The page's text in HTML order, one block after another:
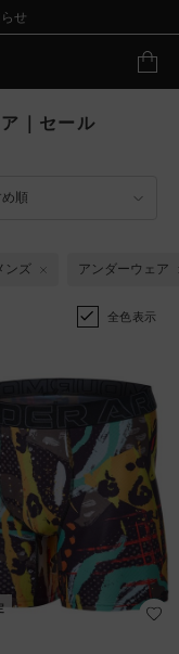
せ
｜セール
順
ンズ アンダーウェア
全色表示